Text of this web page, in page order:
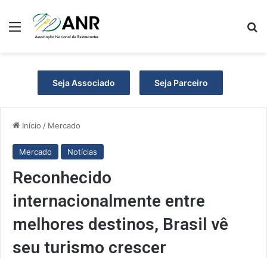
Menu
Seja Associado Seja Parceiro
Início / Mercado
Mercado Notícias
Reconhecido
internacionalmente entre
melhores destinos, Brasil vê
seu turismo crescer